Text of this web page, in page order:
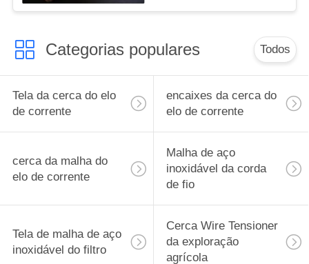
Categorias populares Todos
Tela da cerca do elo
de corrente
encaixes da cerca do
elo de corrente
cerca da malha do
elo de corrente
Malha de aço
inoxidável da corda
de fio
Tela de malha de aço
inoxidável do filtro
Cerca Wire Tensioner
da exploração
agrícola